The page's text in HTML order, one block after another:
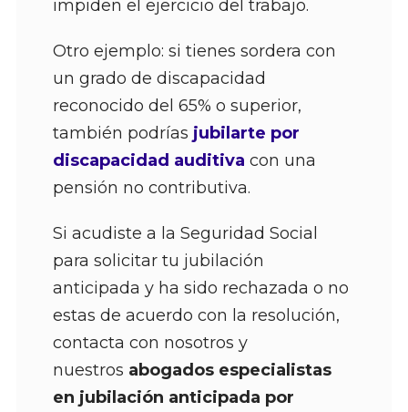
impiden el ejercicio del trabajo.
Otro ejemplo: si tienes sordera con
un grado de discapacidad
reconocido del 65% o superior,
también podrías jubilarte por
discapacidad auditiva con una
pensión no contributiva.
Si acudiste a la Seguridad Social
para solicitar tu jubilación
anticipada y ha sido rechazada o no
estas de acuerdo con la resolución,
contacta con nosotros y
nuestros abogados especialistas
en jubilación anticipada por